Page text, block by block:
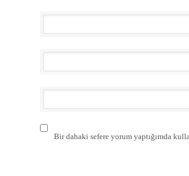
Bir dahaki sefere yorum yaptığımda